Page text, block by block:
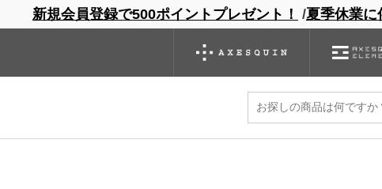
新規会員登録で500ポイントプレゼント！ /夏季休業に
ブランドサイト 商品一覧 ブランドサイト
スリーピングマット バックパック グローブ シノギング アウトレ